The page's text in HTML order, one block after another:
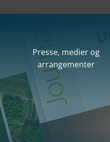
Presse, medier og
arrangementer